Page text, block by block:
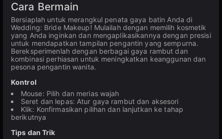
Cara Bermain
Bersiaplah untuk merangkul penata gaya batin Anda di
Wedding: Bride Makeup! Mulailah dengan memilih kosmetik
yang Anda inginkan dan mengaplikasikannya dengan presisi
untuk mendapatkan tampilan pengantin yang sempurna.
Bereksperimenlah dengan berbagai gaya rambut dan
kombinasi perhiasan untuk meningkatkan keanggunan dan
pesona pengantin wanita.
Kontrol
Mouse: Pilih dan merias wajah
Seret dan lepas: Atur gaya rambut dan aksesori
Klik: Konfirmasikan pilihan dan lanjutkan ke tahap
berikutnya
Tips dan Trik